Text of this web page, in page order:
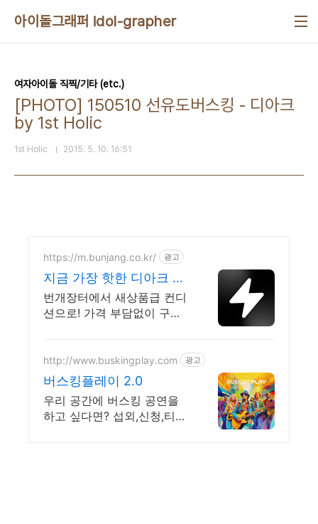
아이돌그래퍼 idol-grapher
여자아이돌 직찍/기타 (etc.)
[PHOTO] 150510 선유도버스킹 - 디아크
by 1st Holic
1st Holic 2015. 5. 10. 16:51
https://m.bunjang.co.kr/ 광고
지금 가장 핫한 디아크 국
내 최대 브랜드 중고거래
번개장터에서 새상품급 컨디
션으로! 가격 부담없이 구매
10만 개 이상의 신규 상품 업
로드
http://www.buskingplay.com 광고
버스킹플레이 2.0
우리 공간에 버스킹 공연을
하고 싶다면? 섭외,신청,티켓